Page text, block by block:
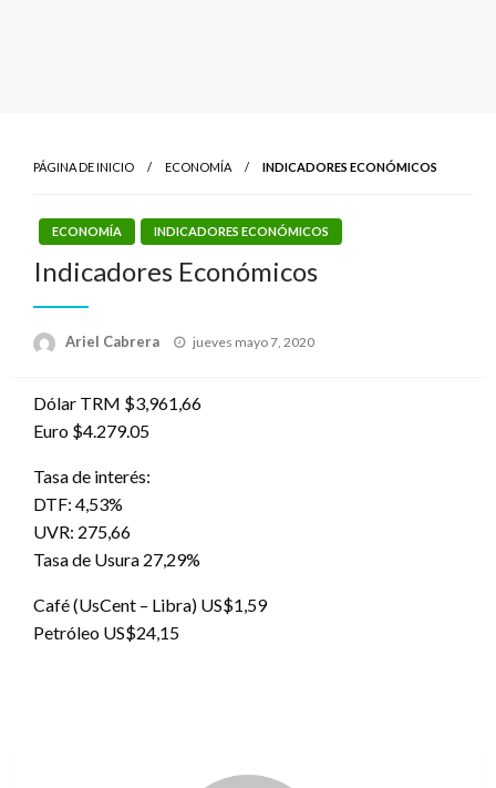
PÁGINA DE INICIO ECONOMÍA INDICADORES ECONÓMICOS
ECONOMÍA INDICADORES ECONÓMICOS
Indicadores Económicos
Ariel Cabrera
Publicado
jueves mayo 7, 2020
Dólar TRM $3,961,66
Euro $4.279.05
Tasa de interés:
DTF: 4,53%
UVR: 275,66
Tasa de Usura 27,29%
Café (UsCent – Libra) US$1,59
Petróleo US$24,15